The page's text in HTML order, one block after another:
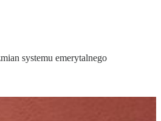
systemu emerytalnego